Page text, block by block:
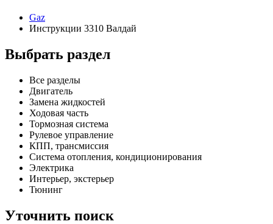
Gaz
Инструкции 3310 Валдай
Выбрать раздел
Все разделы
Двигатель
Замена жидкостей
Ходовая часть
Тормозная система
Рулевое управление
КПП, трансмиссия
Система отопления, кондиционирования
Электрика
Интерьер, экстерьер
Тюнинг
Уточнить поиск